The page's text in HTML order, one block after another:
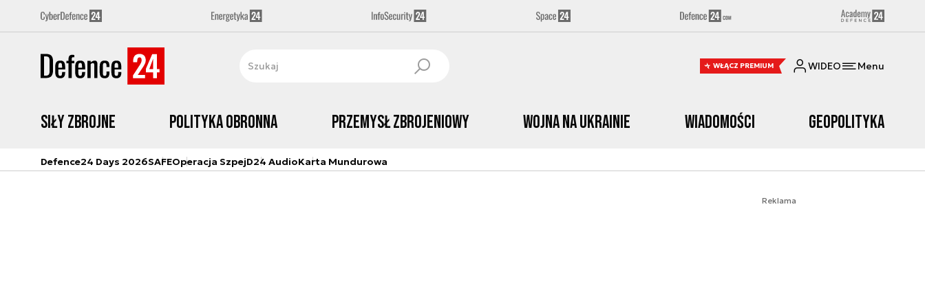
WŁĄCZ PREMIUM WIDEO Menu
Siły zbrojne Polityka obronna Przemysł Zbrojeniowy Wojna na Ukrainie Wiadomości Geopolityka
Defence24 Days 2026SAFEOperacja SzpejD24 AudioKarta Mundurowa
Reklama